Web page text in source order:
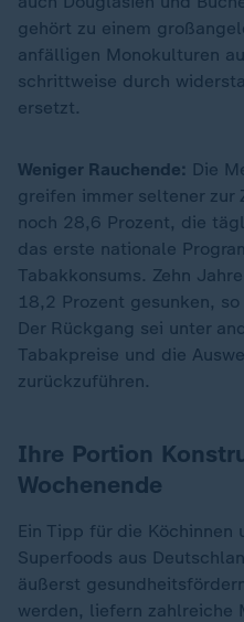
gehört zu einem
anfälligen Monokulturen
schrittweise durch
ersetzt.
Weniger Rauchende: Die
greifen immer seltener
noch 28,6 Prozent, die
das erste nationale
Tabakkonsums. Zehn
18,2 Prozent gesunken,
Der Rückgang sei unter
Tabakpreise und die
zurückzuführen.
Ihre Portion
Wochenende
Ein Tipp für die Köchinnen
Superfoods aus
äußerst
werden, liefern zahlreiche